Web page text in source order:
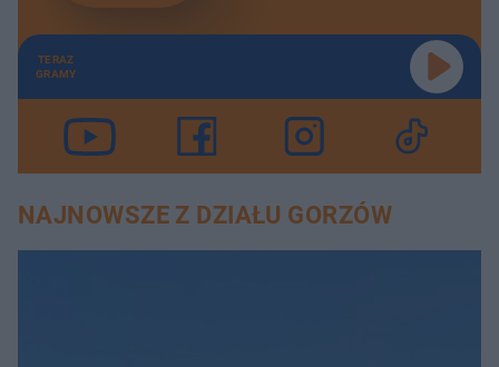
TERAZ
GRAMY
NAJNOWSZE Z DZIAŁU GORZÓW